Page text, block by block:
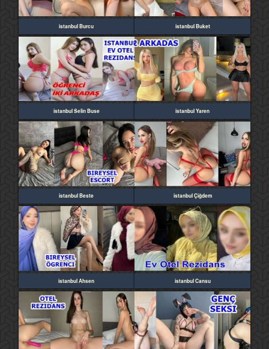
istanbul Burcu istanbul Buket
istanbul Selin Buse istanbul Yaren
istanbul Beste istanbul Çiğdem
istanbul Ahsen istanbul Cansu